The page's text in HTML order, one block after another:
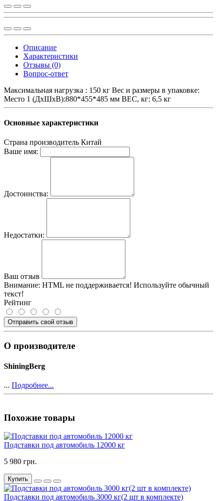
Описание
Характеристики
Отзывы (0)
Вопрос-ответ
Максимальная нагрузка : 150 кг Вес и размеры в упаковке:
Место 1 (ДхШхВ):880*455*485 мм ВЕС, кг: 6,5 кг
Основные характеристики
Страна производитель Китай
Ваше имя:
Достоинства:
Недостатки:
Ваш отзыв
Внимание: HTML не поддерживается! Используйте обычный
текст!
Рейтинг
Отправить свой отзыв
О производителе
ShiningBerg
... Подробнее...
Похожие товары
Подставки под автомобиль 12000 кг
5 980 грн.
Купить
Подставки под автомобиль 3000 кг(2 шт в комплекте)